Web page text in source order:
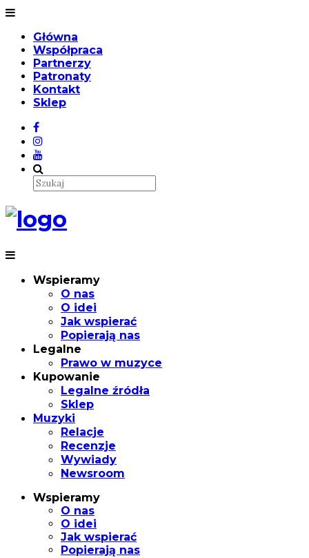
Główna
Współpraca
Partnerzy
Patronaty
Kontakt
Sklep
Wspieramy
O nas
O idei
Jak wspierać
Popierają nas
Legalne
Prawo w muzyce
Kupowanie
Legalne źródła
Sklep
Muzyki
Relacje
Recenzje
Wywiady
Newsroom
Wspieramy
O nas
O idei
Jak wspierać
Popierają nas